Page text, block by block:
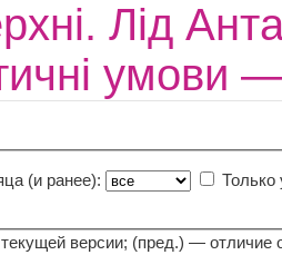
Лід
умови
(и ранее): Только
версии; (пред.) — отличие